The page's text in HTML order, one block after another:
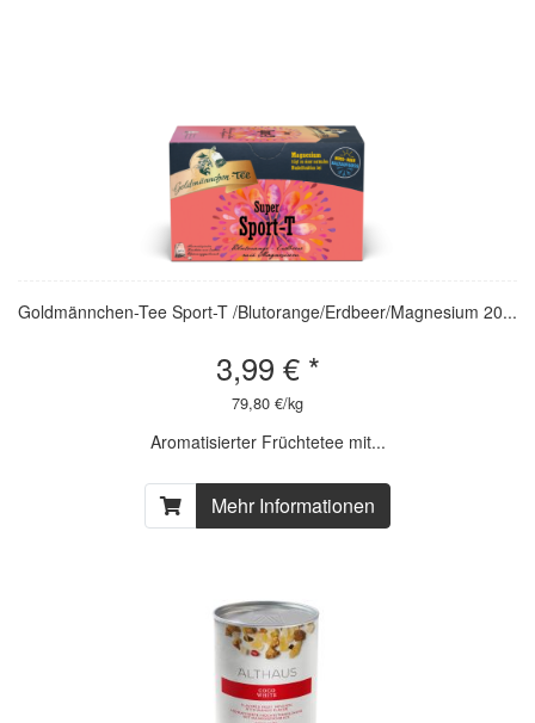
Goldmännchen-Tee Sport-T /Blutorange/Erdbeer/Magnesium 20...
3,99 € *
79,80 €/kg
Aromatisierter Früchtetee mit...
Mehr Informationen